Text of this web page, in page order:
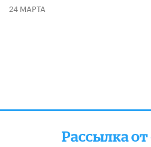
24 МАРТА
Рассылка от